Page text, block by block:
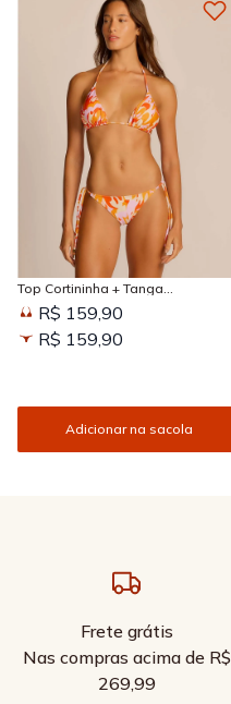
Top Cortininha + Tanga
Amarradinha Estampada Sun
KissedR$ 159,90
R$ 159,90
Adicionar na sacola
Frete grátis
Nas compras acima de R$
269,99